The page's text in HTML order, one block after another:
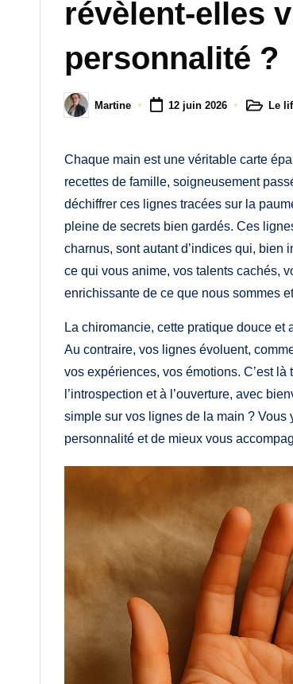
révèlent-elles
personnalité ?
PostedMartine 12 juin 2026
PostedLe
Chaque main est une véritable carte
recettes de famille, soigneusement
déchiffrer ces lignes tracées sur la
pleine de secrets bien gardés. Ces
charnus, sont autant d’indices qui, bien
ce qui vous anime, vos talents cachés,
enrichissante de ce que nous sommes
La chiromancie, cette pratique douce et
Au contraire, vos lignes évoluent,
vos expériences, vos émotions. C’est
l’introspection et à l’ouverture, avec
simple sur vos lignes de la main ? Vous
personnalité et de mieux vous